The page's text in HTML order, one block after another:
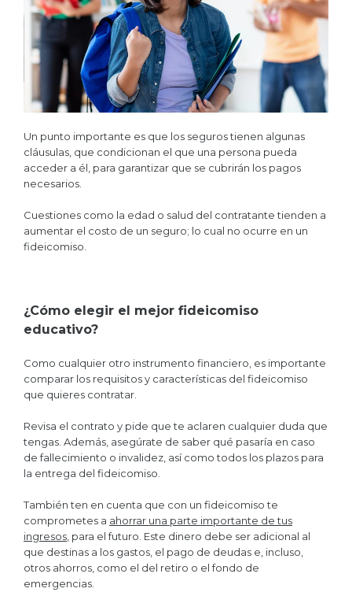
Un punto importante es que los seguros tienen algunas
cláusulas, que condicionan el que una persona pueda
acceder a él, para garantizar que se cubrirán los pagos
necesarios.
Cuestiones como la edad o salud del contratante tienden a
aumentar el costo de un seguro; lo cual no ocurre en un
fideicomiso.
¿Cómo elegir el mejor fideicomiso
educativo?
Como cualquier otro instrumento financiero, es importante
comparar los requisitos y características del fideicomiso
que quieres contratar.
Revisa el contrato y pide que te aclaren cualquier duda que
tengas. Además, asegúrate de saber qué pasaría en caso
de fallecimiento o invalidez, así como todos los plazos para
la entrega del fideicomiso.
También ten en cuenta que con un fideicomiso te
comprometes a ahorrar una parte importante de tus
ingresos , para el futuro. Este dinero debe ser adicional al
que destinas a los gastos, el pago de deudas e, incluso,
otros ahorros, como el del retiro o el fondo de
emergencias.